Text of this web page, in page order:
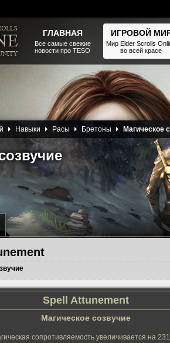
Навыки Расы Бретоны Магическое
Spell Attunement
Магическое созвучие
сопротивляемость увеличивается на
ГЛАВНАЯ
Все самые свежие
новости про TESO
ИГРОВОЙ
Мир Elder Scrolls
во всей красе